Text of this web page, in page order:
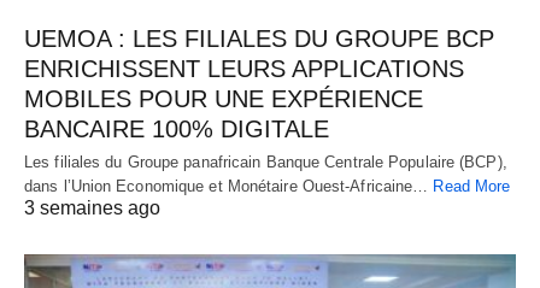
UEMOA : LES FILIALES DU GROUPE BCP
ENRICHISSENT LEURS APPLICATIONS
MOBILES POUR UNE EXPÉRIENCE
BANCAIRE 100% DIGITALE
Les filiales du Groupe panafricain Banque Centrale Populaire (BCP),
dans l’Union Economique et Monétaire Ouest-Africaine… Read More
3 semaines ago